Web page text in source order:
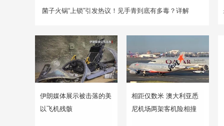
菌子火锅“上锁”引发热议！见手青到底有多毒？详解
伊朗媒体展示被击落的美
以飞机残骸
相距仅数米 澳大利亚悉
尼机场两架客机险相撞